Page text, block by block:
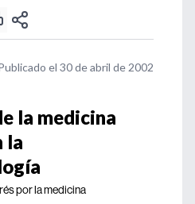
el 30 de abril de 2002
la medicina
la
por la medicina